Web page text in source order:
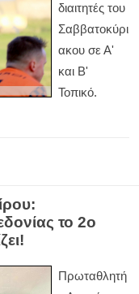
διαιτητές του
Σαββατοκύρι
ακου σε Α'
και Β'
Τοπικό.
το 2ο
Πρωταθλητή